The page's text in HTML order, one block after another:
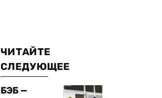
ЧИТАЙТЕ
СЛЕДУЮЩЕЕ
БЭБ —